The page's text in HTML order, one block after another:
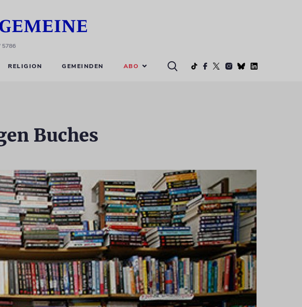
5786
RELIGION GEMEINDEN ABO
Buches